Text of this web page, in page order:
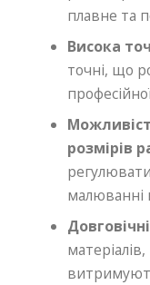
плавне та
Висока
точні, що
розмірів
малюванні